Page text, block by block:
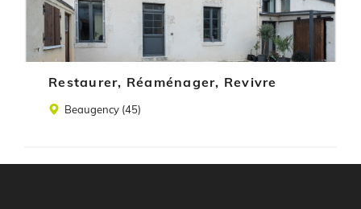
Restaurer, Réaménager, Revivre
Beaugency (45)